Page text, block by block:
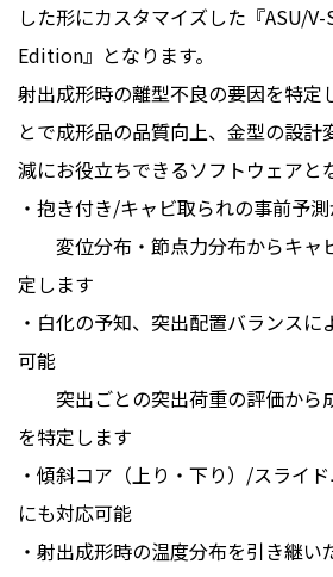
した形にカスタマイズした『ASU/
Edition』となります。
射出成形時の離型不良の要因を特定
とで成形品の品質向上、金型の設計
減にお役立ちできるソフトウェアと
・抱き付き/キャビ取られの事前予
変位分布・節点力分布からキャ
定します
・白化の予知、突出配置バランス
可能
突出ごとの突出荷重の評価から
を特定します
・傾斜コア（上り・下り）/スライ
にも対応可能
・射出成形時の温度分布を引き継